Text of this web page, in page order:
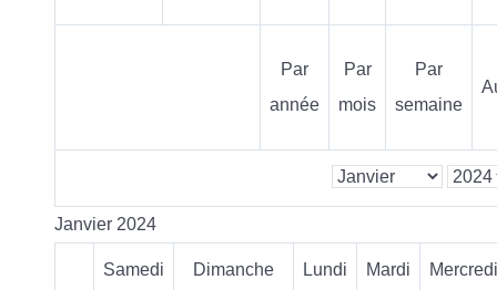
Par
année
Par
mois
Par
semaine
Janvier 2024
Samedi Dimanche Lundi Mardi Mercredi